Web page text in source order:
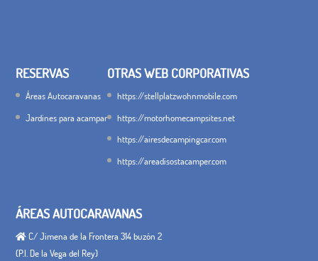
RESERVAS
Áreas Autocaravanas
Jardines para acampar
OTRAS WEB CORPORATIVAS
https://stellplatzwohnmobile.com
https://motorhomecampsites.net
https://airesdecampingcar.com
https://areadisostacamper.com
ÁREAS AUTOCARAVANAS
C/ Jimena de la Frontera 314 buzón 2
(P.I. De la Vega del Rey)